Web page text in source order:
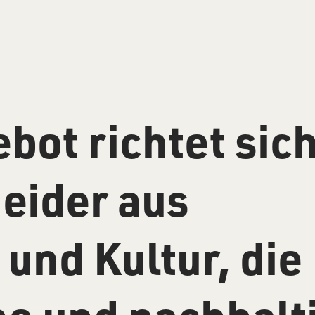
richtet
aus
Kultur, die